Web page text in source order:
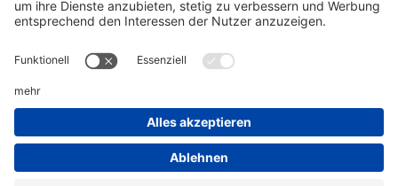
Informationen
Kundenservice